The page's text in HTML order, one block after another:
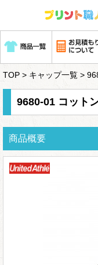
TOP > キャップ一覧 >
9680-01 コット
商品概要